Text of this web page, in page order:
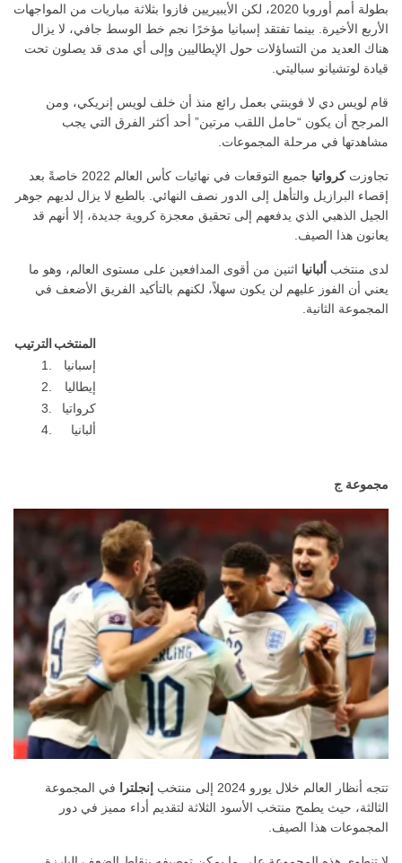
بطولة أمم أوروبا 2020، لكن الأيبيريين فازوا بثلاثة مباريات من المواجهات
الأربع الأخيرة. بينما تفتقد إسبانيا مؤخرًا نجم خط الوسط جافي، لا يزال
هناك العديد من التساؤلات حول الإيطاليين وإلى أي مدى قد يصلون تحت
قيادة لوتشيانو سباليتي.
قام لويس دي لا فوينتي بعمل رائع منذ أن خلف لويس إنريكي، ومن
المرجح أن يكون “حامل اللقب مرتين” أحد أكثر الفرق التي يجب
مشاهدتها في مرحلة المجموعات.
تجاوزتكرواتيا
جميع التوقعات في نهائيات كأس العالم 2022 خاصةً بعد
إقصاء البرازيل والتأهل إلى الدور نصف النهائي. بالطبع لا يزال لديهم جوهر
الجيل الذهبي الذي يدفعهم إلى تحقيق معجزة كروية جديدة، إلا أنهم قد
يعانون هذا الصيف.
لدى منتخب ألبانيا اثنين من أقوى المدافعين على مستوى العالم، وهو ما
يعني أن الفوز عليهم لن يكون سهلاً، لكنهم بالتأكيد الفريق الأضعف في
المجموعة الثانية.
الترتيب المنتخب
1.
إسبانيا
2.
إيطاليا
3.
كرواتيا
4.
ألبانيا
مجموعة ج
تتجه أنظار العالم خلال يورو 2024 إلى منتخب إنجلترا في المجموعة
الثالثة، حيث يطمح منتخب الأسود الثلاثة لتقديم أداء مميز في دور
المجموعات هذا الصيف.